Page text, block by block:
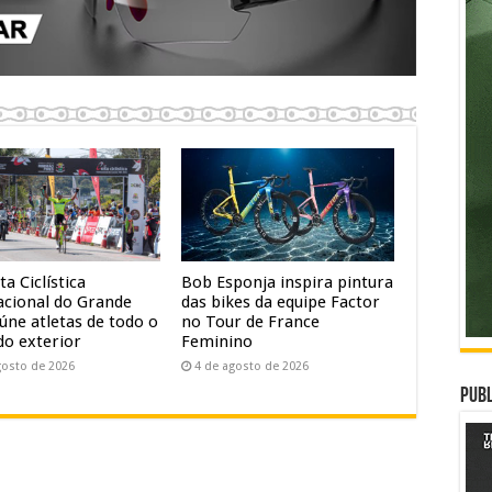
Ciclística
do Grande
atletas de todo o
exterior
de 2026
Bob Esponja inspira pintura
das bikes da equipe Factor
no Tour de France
Feminino
4 de agosto de 2026